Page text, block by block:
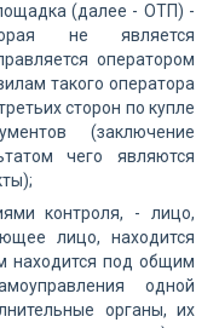
(далее - ОТП) -
не является
оператором
такого оператора
сторон по купле
(заключение
чего являются
контроля, - лицо,
лицо, находится
находится под общим
одной
органы, их